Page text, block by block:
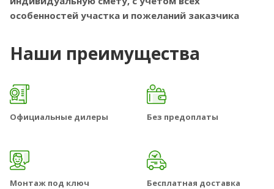
особенностей участка и пожеланий заказчика
Наши преимущества
Официальные дилеры Без предоплаты
Монтаж под ключ Бесплатная доставка